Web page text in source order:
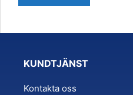
KUNDTJÄNST
Kontakta oss